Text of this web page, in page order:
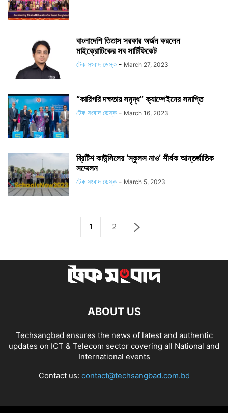
বাংলাদেশি তিতাস সরকার অর্জন করলেন
মাইক্রোটিকের সব সার্টিফিকেট
টেক সংবাদ ডেস্ক - March 27, 2023
“কারিগরি দক্ষতায় সমৃদ্ধ‘’ ক‌্যাম্পেইনের সমাপ্তি
টেক সংবাদ ডেস্ক - March 16, 2023
ব্রিটিশ কাউন্সিলের ‘স্কুলস নাও’ শীর্ষক আন্তর্জাতিক
সম্মেলন
টেক সংবাদ ডেস্ক - March 5, 2023
1 2
ABOUT US
Techsangbad ensures the news of latest and authentic
updates on ICT & Telecom sector covering all National and
International events
Contact us: contact@techsangbad.com.bd